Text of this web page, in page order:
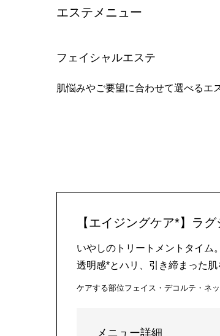
エステメニュー
フェイシャルエステ
肌悩みやご要望に合わせて選べるエ
【エイジングケア*】ラ
いやしのトリートメントタイム。
透明感*とハリ、引き締まった肌
ケアする部位フェイス・デコルテ・ネ
メニュー詳細